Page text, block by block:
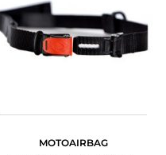
MOTOAIRBAG